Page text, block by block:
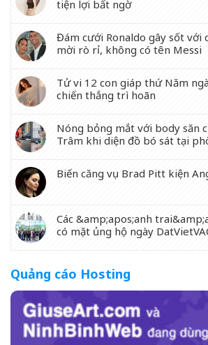
tiện lợi bất ngờ
Đám cưới Ronaldo gây sốt với
mời rò rỉ, không có tên Messi
Tử vi 12 con giáp thứ Năm
chiến thắng trì hoãn
Nóng bỏng mắt với body săn
Trâm khi diện đồ bó sát tại
Biến căng vụ Brad Pitt kiện
Các &amp;apos;anh
có mặt ủng hộ ngày
Quảng cáo Hosting